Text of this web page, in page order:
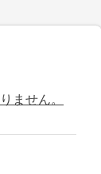
ません。